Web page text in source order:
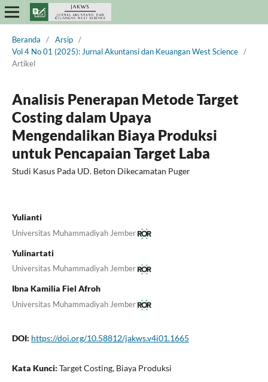
Beranda / Arsip /
Vol 4 No 01 (2025): Jurnal Akuntansi dan Keuangan West Science /
Artikel
Analisis Penerapan Metode Target
Costing dalam Upaya
Mengendalikan Biaya Produksi
untuk Pencapaian Target Laba
Studi Kasus Pada UD. Beton Dikecamatan Puger
Yulianti
Universitas Muhammadiyah Jember
Yulinartati
Universitas Muhammadiyah Jember
Ibna Kamilia Fiel Afroh
Universitas Muhammadiyah Jember
DOI: https://doi.org/10.58812/jakws.v4i01.1665
Kata Kunci: Target Costing, Biaya Produksi